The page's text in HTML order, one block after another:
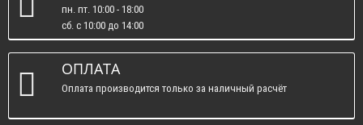
пн. пт. 10:00 - 18:00
сб. c 10:00 до 14:00
вс. : выходные.
ОПЛАТА
Оплата производится только за наличный расчёт